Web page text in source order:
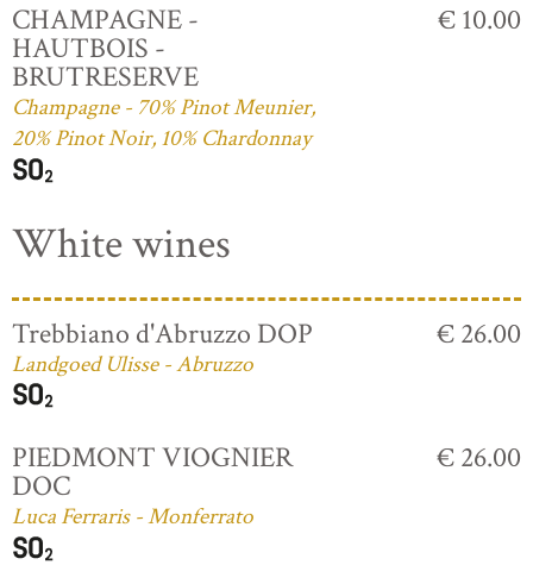
CHAMPAGNE -
HAUTBOIS -
BRUTRESERVE
Champagne - 70% Pinot Meunier,
20% Pinot Noir, 10% Chardonnay
€ 10.00
White wines
Trebbiano d'Abruzzo DOP
Landgoed Ulisse - Abruzzo
€ 26.00
PIEDMONT VIOGNIER
DOC
Luca Ferraris - Monferrato
€ 26.00